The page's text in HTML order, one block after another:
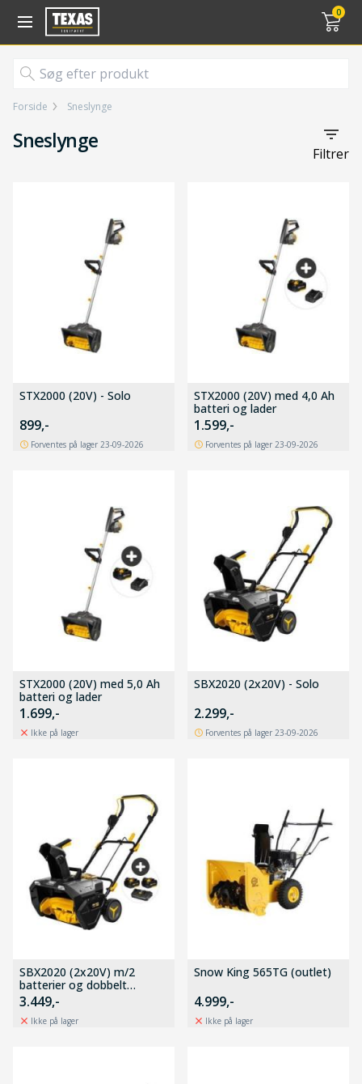
0
Forside Sneslynge
Filtrer
Sneslynge
STX2000 (20V) - Solo
899,-
Forventes på lager 23-09-2026
STX2000 (20V) med 4,0 Ah
batteri og lader
1.599,-
Forventes på lager 23-09-2026
STX2000 (20V) med 5,0 Ah
batteri og lader
1.699,-
Ikke på lager
SBX2020 (2x20V) - Solo
2.299,-
Forventes på lager 23-09-2026
SBX2020 (2x20V) m/2
batterier og dobbelt
hurtiglader
3.449,-
Ikke på lager
Snow King 565TG (outlet)
4.999,-
Ikke på lager